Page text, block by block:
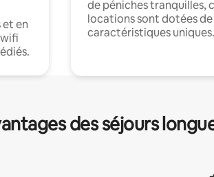
et en
de péniches tranquilles,
locations sont dotées de
caractéristiques uniques.
des séjours